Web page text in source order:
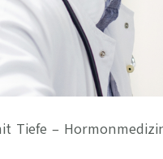
Tiefe –